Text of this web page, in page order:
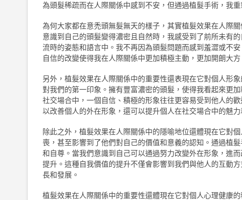
為頭髮稀疏而在人際關係中感到不安，但通過植髮手術，我
為何大家都在意禿頭無髮無天的樣子，其實植髮效果在人際
意識到自己的頭髮變得濃密且自然時，我感受到了前所未有
流時的姿態和語言中。我不再因為頭髮問題而感到羞澀或不
自信的改變使得我在人際關係中更加積極主動，更加開朗大
另外，植髮效果在人際關係中的重要性還表現在它對個人形
對我們的第一印象。擁有豐富濃密的頭髮，使得我看起來更
社交場合中，一個自信、積極的形象往往更容易受到他人的
以改善個人的外在形象，還可以提升個人在社交場合中的魅
除此之外，植髮效果在人際關係中的隱喻地位還體現在它對
喪，甚至影響到了他們對自己的價值和意義的認知。通過植
和自尊。當我們意識到自己可以通過努力改變外在形象，進
提升。這種自我價值的提升不僅會影響到我們與他人的互動
長和發展。
植髮效果在人際關係中的重要性還體現在它對個人心理健康